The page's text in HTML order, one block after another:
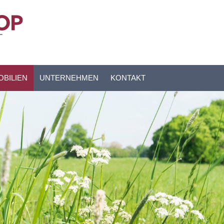
UNTERNEHMEN KONTAKT